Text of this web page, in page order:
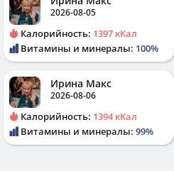
2026-08-05
Калорийность: 1397 кКал
Витамины и минералы: 100%
Ирина Макс
2026-08-06
Калорийность: 1394 кКал
Витамины и минералы: 99%